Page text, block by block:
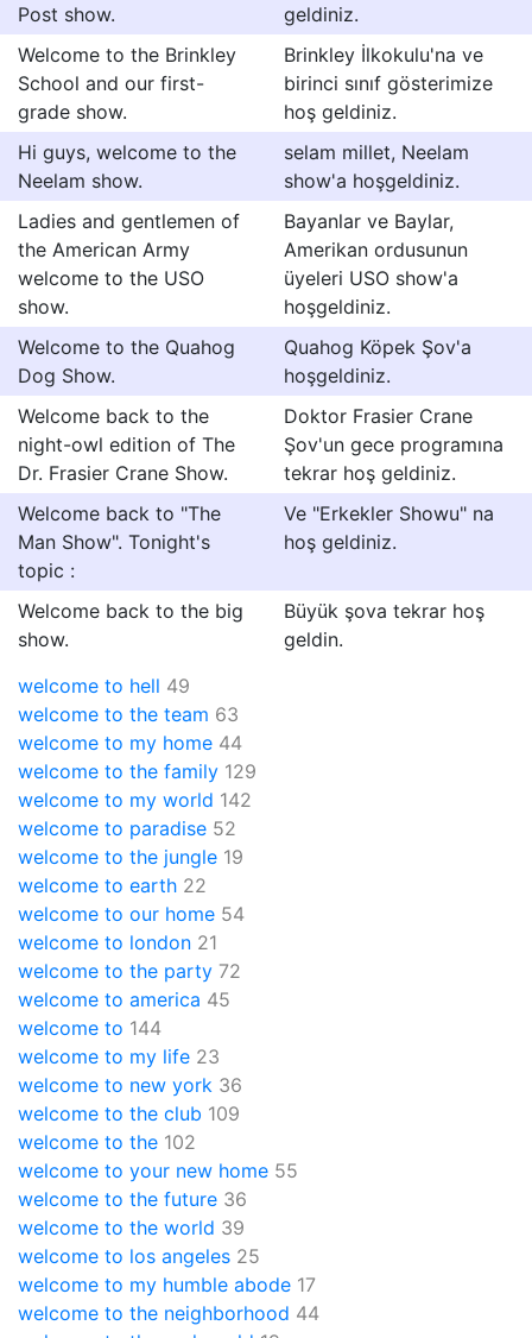
Post show.
geldiniz.
Welcome to the Brinkley
School and our first-
grade show.
Brinkley İlkokulu'na ve
birinci sınıf gösterimize
hoş geldiniz.
Hi guys, welcome to the
Neelam show.
selam millet, Neelam
show'a hoşgeldiniz.
Ladies and gentlemen of
the American Army
welcome to the USO
show.
Bayanlar ve Baylar,
Amerikan ordusunun
üyeleri USO show'a
hoşgeldiniz.
Welcome to the Quahog
Dog Show.
Quahog Köpek Şov'a
hoşgeldiniz.
Welcome back to the
night-owl edition of The
Dr. Frasier Crane Show.
Doktor Frasier Crane
Şov'un gece programına
tekrar hoş geldiniz.
Welcome back to "The
Man Show". Tonight's
topic :
Ve "Erkekler Showu" na
hoş geldiniz.
Welcome back to the big
show.
Büyük şova tekrar hoş
geldin.
welcome to hell 49
welcome to the team 63
welcome to my home 44
welcome to the family 129
welcome to my world 142
welcome to paradise 52
welcome to the jungle 19
welcome to earth 22
welcome to our home 54
welcome to london 21
welcome to the party 72
welcome to america 45
welcome to 144
welcome to my life 23
welcome to new york 36
welcome to the club 109
welcome to the 102
welcome to your new home 55
welcome to the future 36
welcome to the world 39
welcome to los angeles 25
welcome to my humble abode 17
welcome to the neighborhood 44